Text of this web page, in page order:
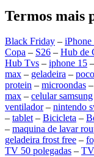
Termos mais
Black Friday – iPhone
Copa – S26 – Hub de
Hub Tvs – iphone 15 –
max – geladeira –
protein – microondas –
max – celular samsung
ventilador– nintendo
– tablet– Bicicleta –
– maquina de lavar
geladeira frost free –
TV 50 polegadas –